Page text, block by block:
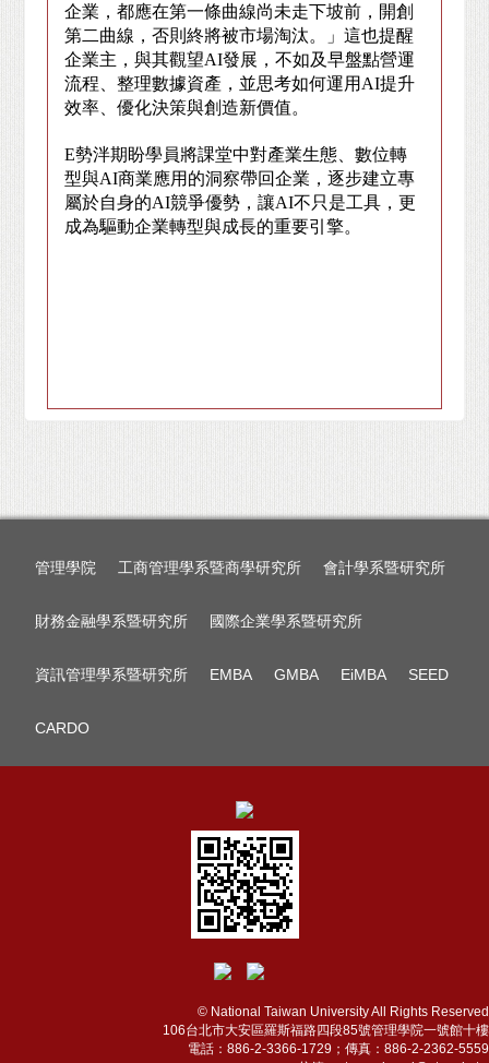
企業，都應在第一條曲線尚未走下坡前，開創
第二曲線，否則終將被市場淘汰。」這也提醒
企業主，與其觀望AI發展，不如及早盤點營運
流程、整理數據資產，並思考如何運用AI提升
效率、優化決策與創造新價值。
E勢泮期盼學員將課堂中對產業生態、數位轉
型與AI商業應用的洞察帶回企業，逐步建立專
屬於自身的AI競爭優勢，讓AI不只是工具，更
成為驅動企業轉型與成長的重要引擎。
管理學院 工商管理學系暨商學研究所 會計學系暨研究所
財務金融學系暨研究所 國際企業學系暨研究所
資訊管理學系暨研究所 EMBA GMBA EiMBA SEED
CARDO
© National Taiwan University All Rights Reserved
106台北市大安區羅斯福路四段85號管理學院一號館十樓
電話：886-2-3366-1729；傳真：886-2-2362-5559